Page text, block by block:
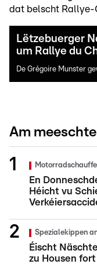
dat belscht Rallye-
Lëtzebuerger
um Rallye du
De Grégoire Munster
Am
En
Héicht vu
Spezialekippen
Éischt
zu Housen